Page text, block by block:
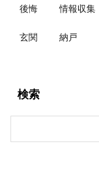
後悔 情報収集
玄関 納戸
検索